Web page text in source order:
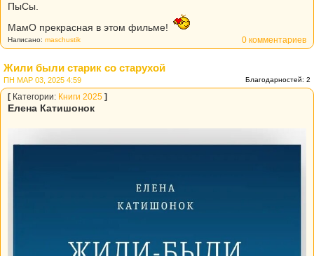
ПыСы.
МамО прекрасная в этом фильме!
0 комментариев
Написано: maschustik
Жили были старик со старухой
Благодарностей: 2
ПН МАР 03, 2025 4:59
[ Категории: Книги 2025 ]
Елена Катишонок